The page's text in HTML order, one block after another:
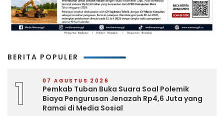
BERITA POPULER
1 07 AGUSTUS 2026
Pemkab Tuban Buka Suara Soal Polemik
Biaya Pengurusan Jenazah Rp4,6 Juta yang
Ramai di Media Sosial